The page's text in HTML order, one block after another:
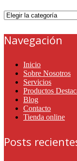
Categorías
Navegación
Inicio
Sobre Nosotros
Servicios
Productos
Blog
Contacto
Tienda online
Posts